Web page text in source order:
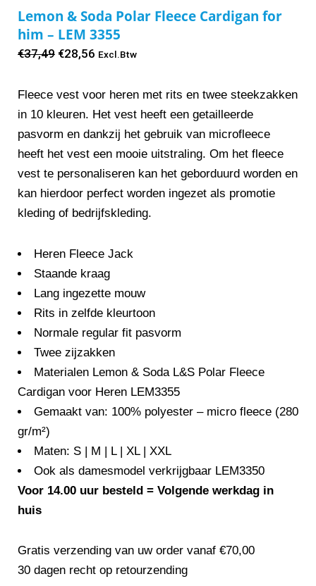
Lemon & Soda Polar Fleece Cardigan for
him – LEM 3355
€37,49 Oorspronkelijke
was:
€37,49.
€28,56 Huidige
is:
€28,56.
Excl.Btw
Fleece vest voor heren met rits en twee steekzakken
in 10 kleuren. Het vest heeft een getailleerde
pasvorm en dankzij het gebruik van microfleece
heeft het vest een mooie uitstraling. Om het fleece
vest te personaliseren kan het geborduurd worden en
kan hierdoor perfect worden ingezet als promotie
kleding of bedrijfskleding.
Heren Fleece Jack
Staande kraag
Lang ingezette mouw
Rits in zelfde kleurtoon
Normale regular fit pasvorm
Twee zijzakken
Materialen Lemon & Soda L&S Polar Fleece
Cardigan voor Heren LEM3355
Gemaakt van: 100% polyester – micro fleece (280
gr/m²)
Maten: S | M | L | XL | XXL
Ook als damesmodel verkrijgbaar LEM3350
Voor 14.00 uur besteld = Volgende werkdag in
huis
Gratis verzending van uw order vanaf €70,00
30 dagen recht op retourzending